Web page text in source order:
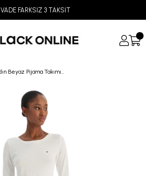
VADE FARKSIZ 3 TAKSİT
Tommy Hilfiger Kadın Beyaz Pijama Takımı UW0UW06157